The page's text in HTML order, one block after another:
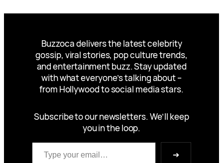
Buzzoca delivers the latest celebrity
gossip, viral stories, pop culture trends,
and entertainment buzz. Stay updated
with what everyone’s talking about –
from Hollywood to social media stars.
Subscribe to our newsletters. We’ll keep
you in the loop.
Type your email…
➔